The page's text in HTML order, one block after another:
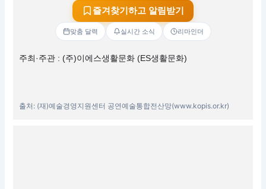
즐겨찾기하고 알림받기
맞춤 달력 실시간 소식 리마인더
주최·주관 : (주)이에스생활문화 (ES생활문화)
출처: (재)예술경영지원센터 공연예술통합전산망(www.kopis.or.kr)